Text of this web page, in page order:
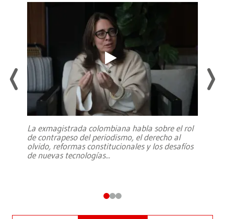
La exmagistrada colombiana habla sobre el rol
de contrapeso del periodismo, el derecho al
olvido, reformas constitucionales y los desafíos
de nuevas tecnologías...